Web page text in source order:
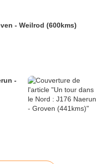
- Weilrod (600kms)
-